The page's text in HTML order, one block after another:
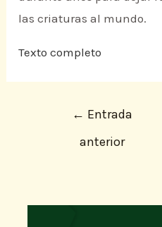
las criaturas al mundo.
Texto completo
← Entrada
anterior